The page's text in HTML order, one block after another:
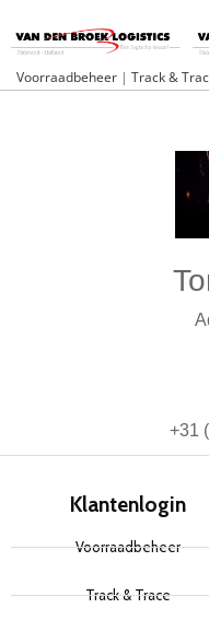
Voorraadbeheer | Track &
+31
Klantenlogin
Voorraadbeheer
Track & Trace